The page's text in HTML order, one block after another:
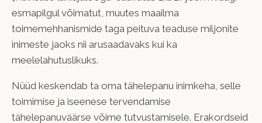
esmapilgul võimatut, muutes maailma
toimemehhanismide taga peituva teaduse miljonite
inimeste jaoks nii arusaadavaks kui ka
meelelahutuslikuks.
Nüüd keskendab ta oma tähelepanu inimkeha, selle
toimimise ja iseenese tervendamise
tähelepanuväärse võime tutvustamisele. Erakordseid